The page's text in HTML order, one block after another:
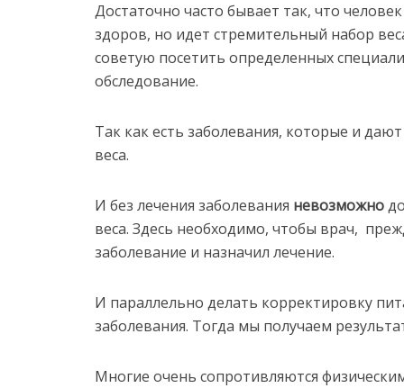
Достаточно часто бывает так, что
здоров, но идет стремительный набор
советую посетить определенных
обследование.
Так как есть заболевания, которые и
веса.
И без лечения заболевания невозможно
веса. Здесь необходимо, чтобы врач,
заболевание и назначил лечение.
И параллельно делать корректировку
заболевания. Тогда мы получаем
Многие очень сопротивляются